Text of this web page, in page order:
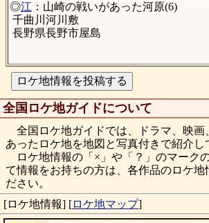
◎江 ：山崎の戦いがあった河原(6)
千曲川河川敷
長野県長野市屋島
全国ロケ地ガイドについて
全国ロケ地ガイドでは、ドラマ、映画
あったロケ地を地図と写真付きで紹介し
ロケ地情報の「×」や「？」のマーク
て情報をお持ちの方は、各作品のロケ地
ださい。
[ロケ地情報] [ロケ地マップ]